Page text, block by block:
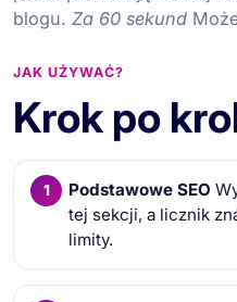
blogu. Za 60 sekund
JAK UŻYWAĆ?
Krok po
Podstawowe SEO
tej sekcji, a licznik
limity.